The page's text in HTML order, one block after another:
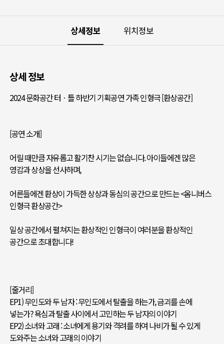
상세정보 위치정보
상세 정보
2024 문화공간 터ㆍ틀 하반기 기획공연 가족 인형극 [환상공간]
[공연 소개]
어릴 때만큼 자유롭고 활기찬 시기는 없습니다. 아이들에겐 많은
영감과 상상을 선사하며,
어른들에겐 환상이 가득한 상상과 동심의 공간으로 만드는 <옴니버스
인형극 환상공간>
일상 공간에서 펼쳐지는 환상적인 인형극이 여러분을 환상적인
공간으로 초대합니다!
[줄거리]
EP1) 무인도와 두 남자 : 무인도에서 탈출을 하는가, 금괴를 손에
넣는가? 욕심과 탈출 사이에서 고민하는 두 남자의 이야기
EP2) 소녀와 고래 : 소녀에게 용기와 격려를 하여 나비가 될 수 있게
도와주는 소녀와 고래의 이야기